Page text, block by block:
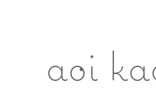
​aoi